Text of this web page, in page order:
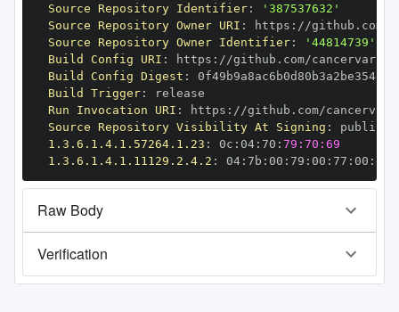
Source Repository Identifier:
'387537632'
Source Repository Owner URI : https :
Source Repository Owner Identifier:
'44814739'
Build Config URI : https :
Build Config Digest :
Build Trigger:
Run Invocation URI : https :
Source Repository Visibility At Signing :
1.3.6.1.4.1.57264.1.23 : 0c : 04: 70 : 79:70:69
1.3.6.1.4.1.11129.2.4.2 : 04: 7b : 00 : 79 : 00 : 77 : 00 : dd
Raw Body
Verification